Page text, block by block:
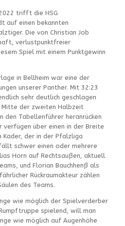
trifft die HSG
auf einen bekannten
Die von Christian Job
verlustpunktfreier
Spiel mit einem Punktgewinn
in Bellheim war eine der
unserer Panther. Mit 32:23
sehr deutlich geschlagen
Mitte der zweiten Halbzeit
den Tabellenführer heranrücken
verfügen über einen in der Breite
der in der Pfalzliga
schwer einen oder mehrere
Horn auf Rechtsaußen, aktuell
und Florian Bauchhenß als
Rückraumakteur zählen
des Teams.
wie möglich der Spielverderber
spielend, will man
wie möglich auf Augenhöhe